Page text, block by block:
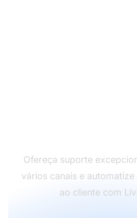
Ofereça suporte
vários canais e
ao cliente com